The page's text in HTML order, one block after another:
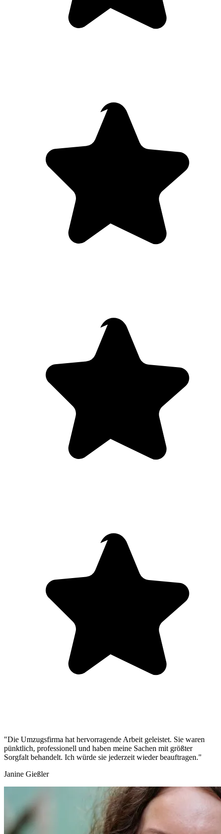
"Die Umzugsfirma hat hervorragende Arbeit geleistet. Sie waren
pünktlich, professionell und haben meine Sachen mit größter
Sorgfalt behandelt. Ich würde sie jederzeit wieder beauftragen."
Janine Gießler